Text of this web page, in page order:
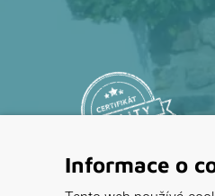
Informace o